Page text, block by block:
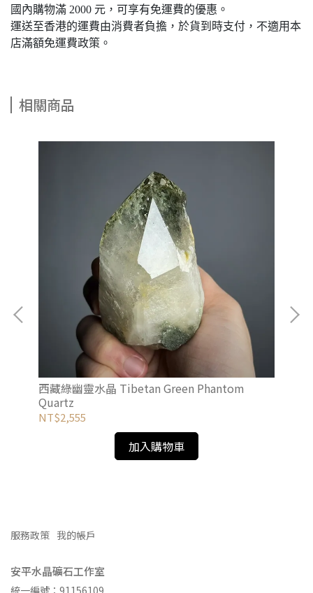
國內購物滿 2000 元，可享有免運費的優惠。
運送至香港的運費由消費者負擔，於貨到時支付，不適用本
店滿額免運費政策。
相關商品
西藏綠幽靈水晶 Tibetan Green Phantom
Quartz
NT$2,555
加入購物車
服務政策 我的帳戶
安平水晶礦石工作室
統一編號：91156109